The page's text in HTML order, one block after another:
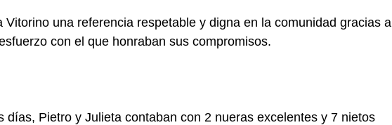
Vitorino una referencia respetable y digna en la comunidad gracias a
con el que honraban sus compromisos.
días, Pietro y Julieta contaban con 2 nueras excelentes y 7 nietos